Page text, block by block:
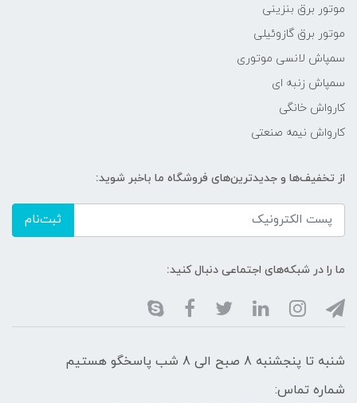
موتور برق بنزینی
موتور برق گازوئیلی
سمپاش لانسی موتوری
سمپاش زنبه ای
کارواش خانگی
کارواش نیمه صنعتی
از تخفیف‌ها و جدیدترین‌های فروشگاه ما باخبر شوید:
ثبت‌نام
ما را در شبکه‌های اجتماعی دنبال کنید:
شنبه تا پنجشنبه 8 صبح الی 8 شب پاسخگو هستیم
شماره تماس: